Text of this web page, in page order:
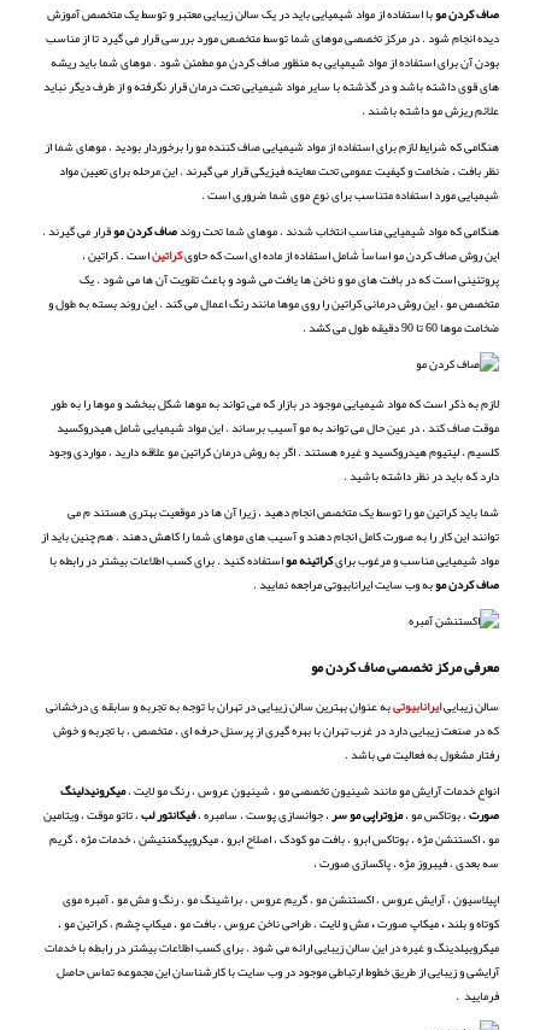
صاف کردن موبا استفاده از مواد شیمیایی باید در یک سالن زیبایی معتبر و توسط یک متخصص آموزش
دیده انجام شود . در مرکز تخصصی موهای شما توسط متخصص مورد بررسی قرار می گیرد تا از مناسب
بودن آن برای استفاده از مواد شیمیایی به منظور صاف کردن مو مطمئن شود . موهای شما باید ریشه
های قوی داشته باشد و در گذشته با سایر مواد شیمیایی تحت درمان قرار نگرفته و از طرف دیگر نباید
علائم ریزش مو داشته باشند .
هنگامی که شرایط لازم برای استفاده از مواد شیمیایی صاف کننده مو را برخوردار بودید ، موهای شما از
نظر بافت ، ضخامت و کیفیت عمومی تحت معاینه فیزیکی قرار می گیرند . این مرحله برای تعیین مواد
شیمیایی مورد استفاده متناسب برای نوع موی شما ضروری است .
هنگامی که مواد شیمیایی مناسب انتخاب شدند ، موهای شما تحت روندصاف کردن موقرار می گیرند .
این روش صاف کردن مو اساساً شامل استفاده از ماده ای است که حاویکراتیناست . کراتین ،
پروتئینی است که در بافت های مو و ناخن ها یافت می شود و باعث تقویت آن ها می شود . یک
متخصص مو ، این روش درمانی کراتین را روی موها مانند رنگ اعمال می کند . این روند بسته به طول و
ضخامت موها 60 تا 90 دقیقه طول می کشد .
لازم به ذکر است که مواد شیمیایی موجود در بازار که می تواند به موها شکل ببخشد و موها را به طور
موقت صاف کند ، در عین حال می تواند به مو آسیب برساند . این مواد شیمیایی شامل هیدروکسید
کلسیم ، لیتیوم هیدروکسید و غیره هستند . اگر به روش درمان کراتین مو علاقه دارید ، مواردی وجود
دارد که باید در نظر داشته باشید .
شما باید کراتین مو را توسط یک متخصص انجام دهید ، زیرا آن ها در موقعیت بهتری هستند م می
توانند این کار را به صورت کامل انجام دهند و آسیب های موهای شما را کاهش دهند . هم چنین باید از
مواد شیمیایی مناسب و مرغوب برایکراتینه مواستفاده کنید . برای کسب اطلاعات بیشتر در رابطه با
صاف کردن موبه وب سایت ایرانابیوتی مراجعه نمایید .
معرفیمرکز تخصصی صاف کردن مو
سالن زیباییایرانابیوتیبه عنوان بهترین سالن زیبایی در تهران با توجه به تجربه و سابقه ی درخشانی
که در صنعت زیبایی دارد در غرب تهران با بهره گیری از پرسنل حرفه ای ، متخصص ، با تجربه و خوش
رفتار مشغول به فعالیت می باشد .
انواع خدمات آرایش مو مانند شینیون تخصصی مو ، شینیون عروس ، رنگ مو لایت ،میکرونیدلینگ
صورت، بوتاکس مو ،مزوتراپی مو سر، جوانسازی پوست ، سامبره ،فیکانتور لب، تاتو موقت، ویتامین
مو ، اکستنشن مژه ، بوتاکس ابرو ، بافت مو کودک ، اصلاح ابرو ، میکروپیگمنتیشن ، خدمات مژه ، گریم
سه بعدی ، فیبروز مژه ، پاکسازی صورت ،
اپیلاسیون ، آرایش عروس ، اکستنشن مو ، گریم عروس ، براشینگ مو ، رنگ و مش مو ، آمبره موی
کوتاه و بلند،میکاپ صورت،مش و لایت ، طراحی ناخن عروس ، بافت مو ، میکاپ چشم ، کراتین مو ،
میکروبیلدینگ و غیره در این سالن زیبایی ارائه می شود . برای کسب اطلاعات بیشتر در رابطه با خدمات
آرایشی و زیبایی از طریق خطوط ارتباطی موجود در وب سایت با کارشناسان این مجموعه تماس حاصل
فرمایید .